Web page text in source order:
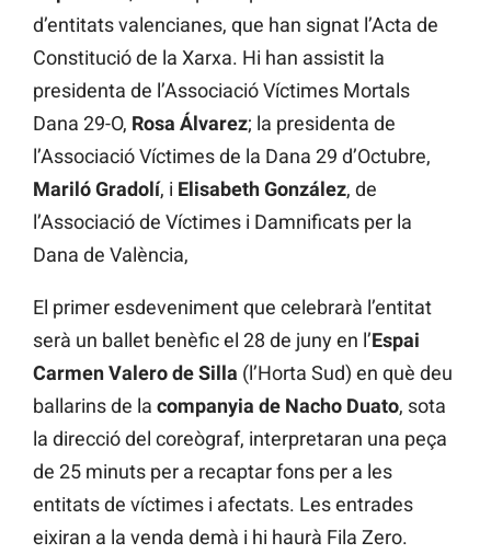
d’entitats valencianes, que han signat l’Acta de
Constitució de la Xarxa. Hi han assistit la
presidenta de l’Associació Víctimes Mortals
Dana 29-O, Rosa Álvarez; la presidenta de
l’Associació Víctimes de la Dana 29 d’Octubre,
Mariló Gradolí, i Elisabeth González, de
l’Associació de Víctimes i Damnificats per la
Dana de València,
El primer esdeveniment que celebrarà l’entitat
serà un ballet benèfic el 28 de juny en l’Espai
Carmen Valero de Silla (l’Horta Sud) en què deu
ballarins de la companyia de Nacho Duato, sota
la direcció del coreògraf, interpretaran una peça
de 25 minuts per a recaptar fons per a les
entitats de víctimes i afectats. Les entrades
eixiran a la venda demà i hi haurà Fila Zero.